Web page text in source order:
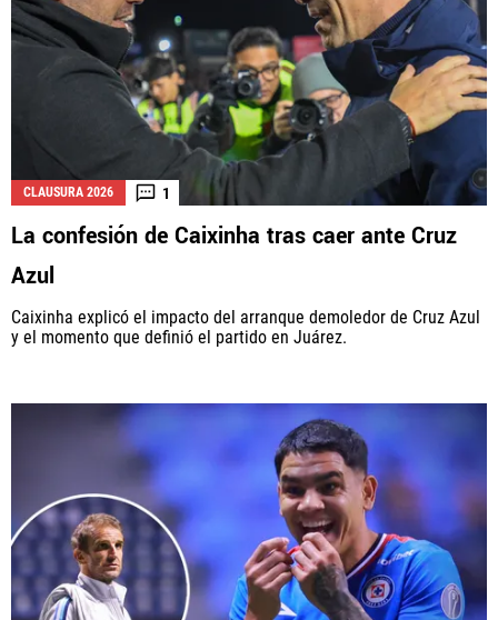
CLAUSURA 2026 1
La confesión de Caixinha tras caer ante Cruz
Azul
Caixinha explicó el impacto del arranque demoledor de Cruz Azul
y el momento que definió el partido en Juárez.